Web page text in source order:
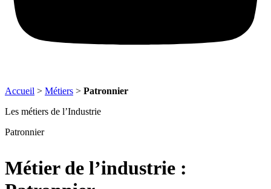
Accueil > Métiers > Patronnier
Les métiers de l’Industrie
Patronnier
Métier de l’industrie :